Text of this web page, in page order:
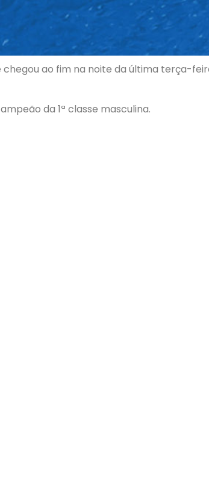
ao fim na noite da última terça-
da 1ª classe masculina.